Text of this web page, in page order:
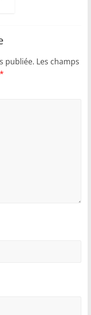
publiée. Les champs
*